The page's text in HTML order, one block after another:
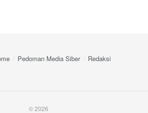
Pedoman Media Siber Redaksi
© 2026